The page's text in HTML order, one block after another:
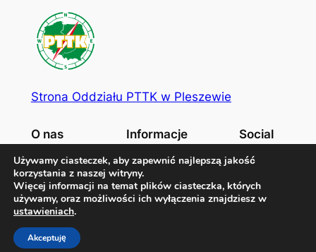
Strona Oddziału PTTK w Pleszewie
O nas
Zarząd Oddziału
Historia
Informacje
Polityka prywatności
Kontakt
Social
Facebook
Administrator strony: Marcin Czerwiński
Designed with
Używamy ciasteczek, aby zapewnić najlepszą jakość
korzystania z naszej witryny.
Więcej informacji na temat plików ciasteczka, których
używamy, oraz możliwości ich wyłączenia znajdziesz w
ustawieniach.
Akceptuję